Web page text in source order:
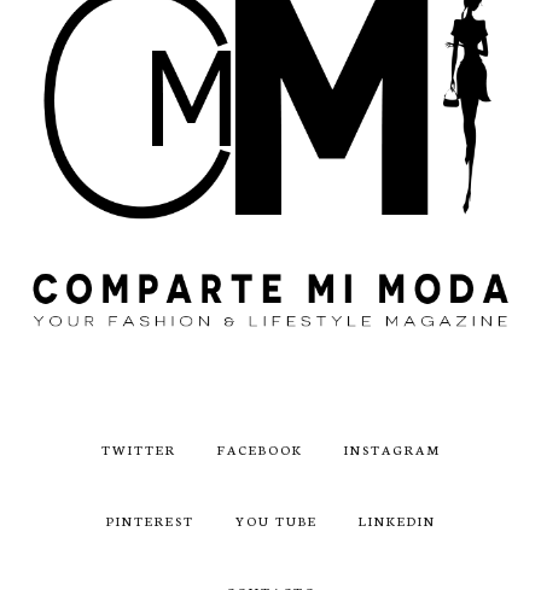
TWITTER FACEBOOK INSTAGRAM
PINTEREST YOU TUBE LINKEDIN